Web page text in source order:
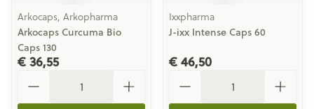
Arkocaps, Arkopharma
Arkocaps Curcuma Bio
Caps 130
€ 36,55
Ixxpharma
J-ixx Intense Caps 60
€ 46,50